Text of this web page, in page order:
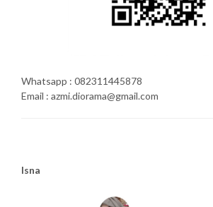
Whatsapp : 082311445878
Email : azmi.diorama@gmail.com
Isna